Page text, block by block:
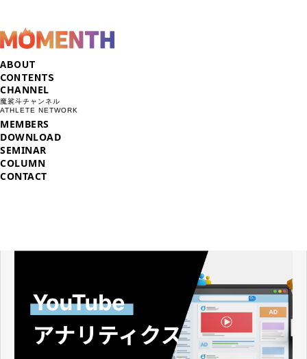
ABOUT
CONTENTS
CHANNEL
魔裟斗チャンネル
ATHLETE NETWORK
MEMBERS
DOWNLOAD
SEMINAR
COLUMN
CONTACT